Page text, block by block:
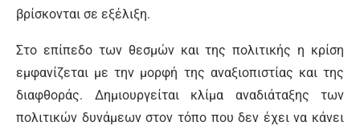
βρίσκονται σε εξέλιξη.
Στο επίπεδο των θεσμών και της πολιτικής η κρίση
εμφανίζεται με την μορφή της αναξιοπιστίας και της
διαφθοράς. Δημιουργείται κλίμα αναδιάταξης των
πολιτικών δυνάμεων στον τόπο που δεν έχει να κάνει